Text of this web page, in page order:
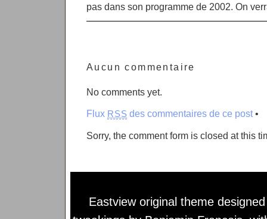
pas dans son programme de 2002. On
Aucun commentaire
No comments yet.
Flux RSS des commentaires de ce post•
Sorry, the comment form is closed at this
Eastview original theme